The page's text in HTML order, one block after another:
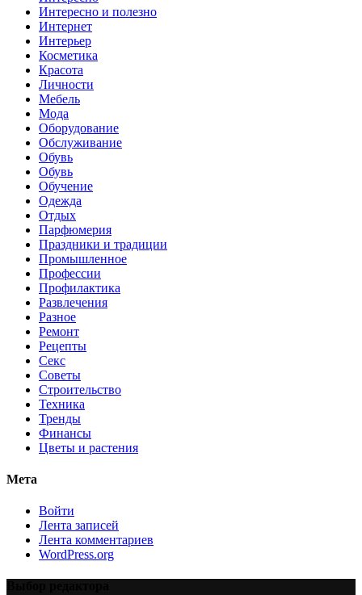
Интересно и полезно
Интернет
Интерьер
Косметика
Красота
Личности
Мебель
Мода
Оборудование
Обслуживание
Обувь
Обувь
Обучение
Одежда
Отдых
Парфюмерия
Праздники и традиции
Промышленное
Профессии
Профилактика
Развлечения
Разное
Ремонт
Рецепты
Секс
Советы
Строительство
Техника
Тренды
Финансы
Цветы и растения
Мета
Войти
Лента записей
Лента комментариев
WordPress.org